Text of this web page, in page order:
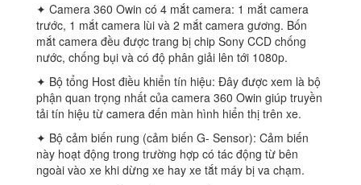
✦ Camera 360 Owin có 4 mắt camera: 1 mắt camera
trước, 1 mắt camera lùi và 2 mắt camera gương. Bốn
mắt camera đều được trang bị chip Sony CCD chống
nước, chống bụi và có độ phân giải lên tới 1080p.
✦ Bộ tổng Host điều khiển tín hiệu: Đây được xem là bộ
phận quan trọng nhất của camera 360 Owin giúp truyền
tải tín hiệu từ camera đến màn hình hiển thị trên xe.
✦ Bộ cảm biến rung (cảm biến G- Sensor): Cảm biến
này hoạt động trong trường hợp có tác động từ bên
ngoài vào xe khi dừng xe hay xe tắt máy bị va chạm.